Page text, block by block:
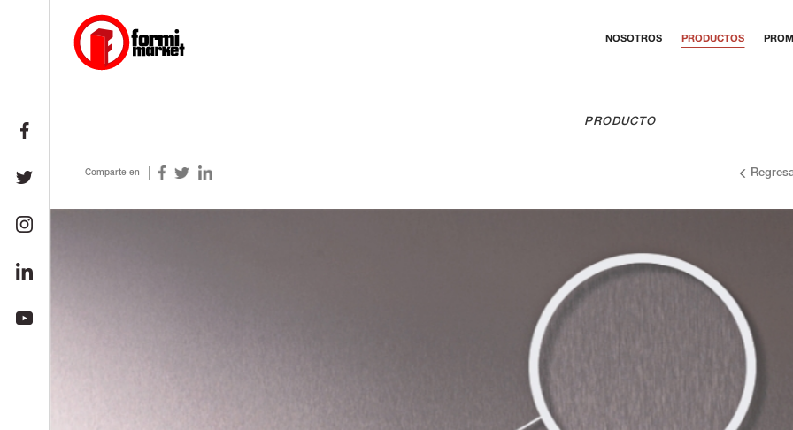
NOSOTROS PRODUCTOS
PRODUCTO
Comparte en